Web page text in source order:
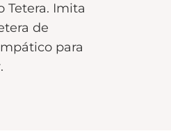
Tetera. Imita
de
para